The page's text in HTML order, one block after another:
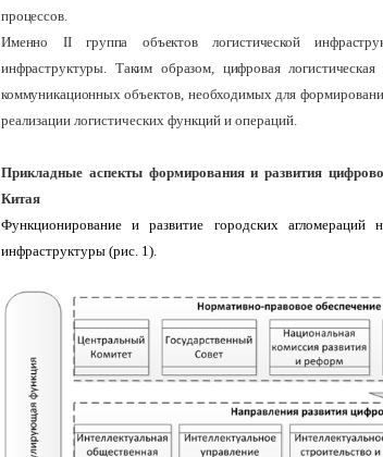
процессов.
Именно IIгруппа объектов логистической
инфраструктуры. Таким образом, цифровая
коммуникационныхобъектов, необходимых для
реализации логистических функций и операций.
Прикладные аспекты формирования и развития
Китая
Функционирование и развитие городских агломераций
инфраструктуры (рис. 1).